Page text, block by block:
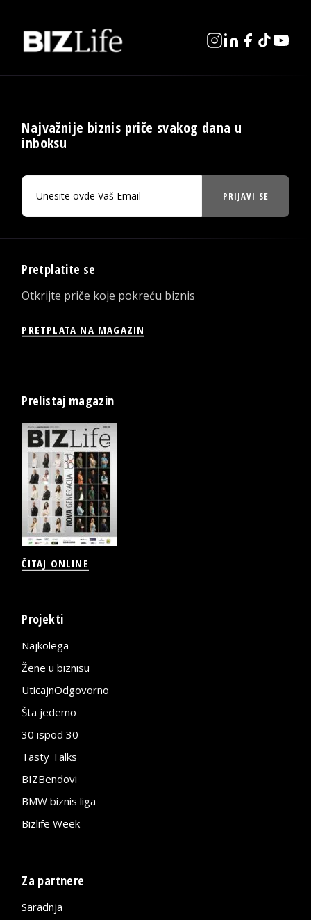
Najvažnije biznis priče svakog dana u
inboksu
PRIJAVI SE
Pretplatite se
Otkrijte priče koje pokreću biznis
PRETPLATA NA MAGAZIN
Prelistaj magazin
ČITAJ ONLINE
Projekti
Najkolega
Žene u biznisu
UticajnOdgovorno
Šta jedemo
30 ispod 30
Tasty Talks
BIZBendovi
BMW biznis liga
Bizlife Week
Za partnere
Saradnja